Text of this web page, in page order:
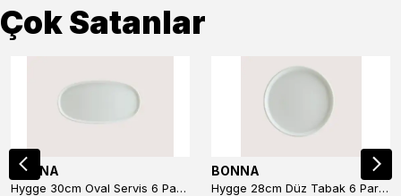
Çok Satanlar
BONNA
Hygge 30cm Oval Servis 6 Parça
BONNA
Hygge 28cm Düz Tabak 6 Parça